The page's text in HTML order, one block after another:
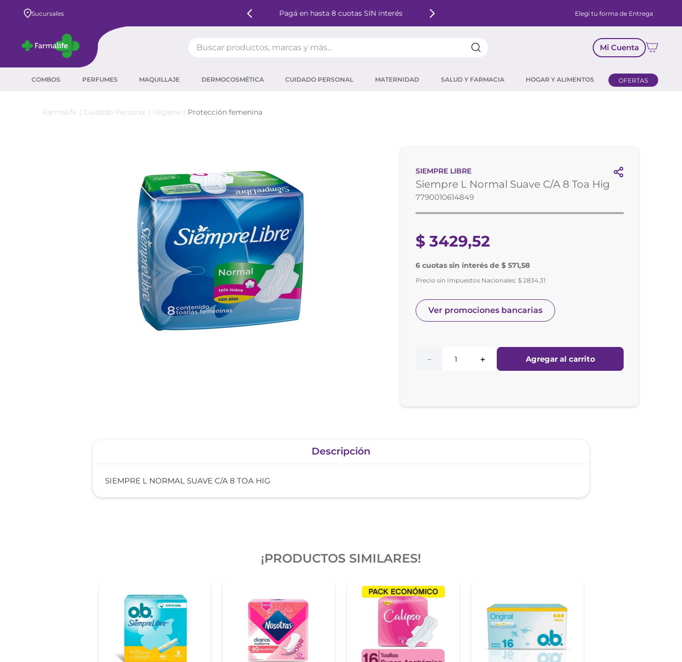
Sucursales Pagá en hasta 8 cuotas SIN interés Elegí tu forma de Entrega
Mi Cuenta
COMBOS PERFUMES MAQUILLAJE DERMOCOSMÉTICA CUIDADO PERSONAL MATERNIDAD SALUD Y FARMACIA HOGAR Y ALIMENTOS OFERTAS
Cuidado Personal Higiene Protección femenina
SIEMPRE LIBRE
Siempre L Normal Suave C/A 8 Toa Hig
7790010614849
$ 3429,52
6 cuotas sin interés de $ 571,58
Precio sin Impuestos Nacionales:$ 2834,31
Ver promociones bancarias
＋
－ Agregar al carrito
Descripción
SIEMPRE L NORMAL SUAVE C/A 8 TOA HIG
¡PRODUCTOS SIMILARES!
corrector
agua micelar
máscara pestañas
roche posay
desodorante